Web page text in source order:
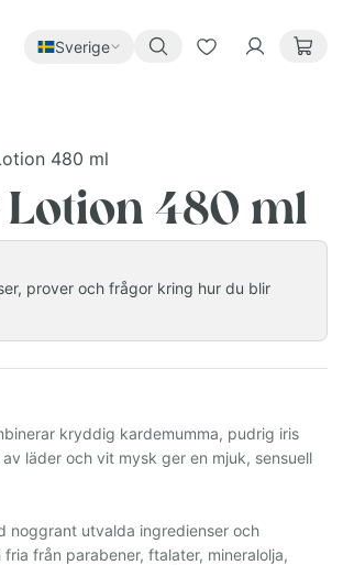
Sverige
480 ml
480 ml
prover och frågor kring hur du blir
kryddig kardemumma, pudrig iris
läder och vit mysk ger en mjuk, sensuell
noggrant utvalda ingredienser och
från parabener, ftalater, mineralolja,